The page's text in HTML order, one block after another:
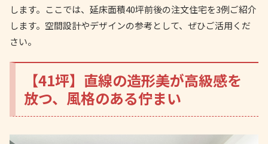
します。ここでは、延床面積40坪前後の注文住宅を3例ご紹介
します。空間設計やデザインの参考として、ぜひご活用くだ
さい。
【41坪】直線の造形美が高級感を
放つ、風格のある佇まい